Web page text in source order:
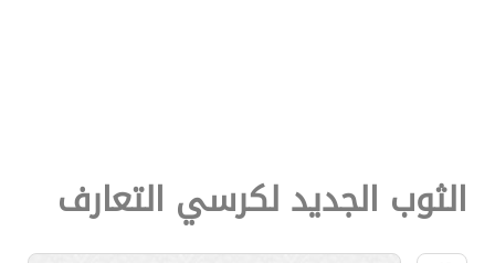
الثوب الجديد لكرسي التعارف